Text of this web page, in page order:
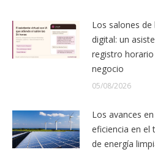
Los salones
digital: un
registro
negocio
05/08/2026
Los avances
eficiencia en el
de energía